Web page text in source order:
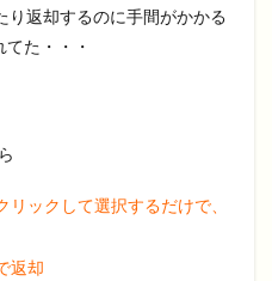
り返却するのに手間がかかる
た・・・
ックして選択するだけで、
返却